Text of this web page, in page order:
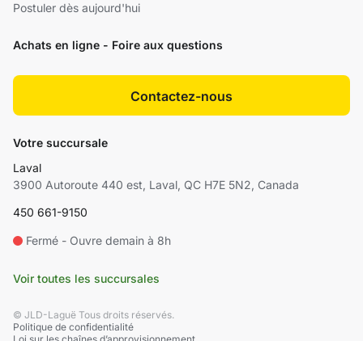
Postuler dès aujourd'hui
Achats en ligne - Foire aux questions
Contactez-nous
Votre succursale
Laval
3900 Autoroute 440 est, Laval, QC H7E 5N2, Canada
450 661-9150
Fermé - Ouvre demain à 8h
Voir toutes les succursales
© JLD-Laguë Tous droits réservés.
Politique de confidentialité